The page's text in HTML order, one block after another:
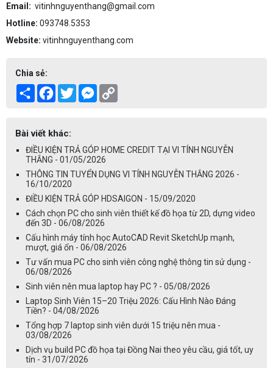
Email: vitinhnguyenthang@gmail.com
Hotline: 093748.5353
Website: vitinhnguyenthang.com
Chia sẻ:
Share Facebook
TwitterMessenger
Bài viết khác:
ĐIỀU KIỆN TRẢ GÓP HOME CREDIT TẠI VI TÍNH NGUYỄN
THẮNG - 01/05/2026
THÔNG TIN TUYỂN DỤNG VI TÍNH NGUYỄN THẮNG 2026 -
16/10/2020
ĐIỀU KIỆN TRẢ GÓP HDSAIGON - 15/09/2020
Cách chọn PC cho sinh viên thiết kế đồ họa từ 2D, dựng video
đến 3D - 06/08/2026
Cấu hình máy tính học AutoCAD Revit SketchUp mạnh,
mượt, giá ổn - 06/08/2026
Tư vấn mua PC cho sinh viên công nghệ thông tin sử dụng -
06/08/2026
Sinh viên nên mua laptop hay PC ? - 05/08/2026
Laptop Sinh Viên 15–20 Triệu 2026: Cấu Hình Nào Đáng
Tiền? - 04/08/2026
Tổng hợp 7 laptop sinh viên dưới 15 triệu nên mua -
03/08/2026
Dịch vụ build PC đồ họa tại Đồng Nai theo yêu cầu, giá tốt, uy
tín - 31/07/2026